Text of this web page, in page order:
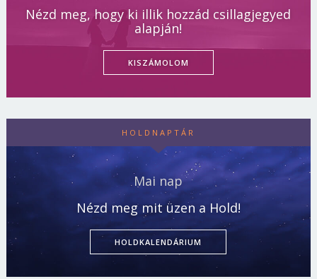
Nézd meg, hogy ki illik hozzád csillagjegyed
alapján!
KISZÁMOLOM
HOLDNAPTÁR
Mai nap
Nézd meg mit üzen a Hold!
HOLDKALENDÁRIUM